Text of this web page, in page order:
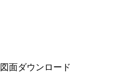
図面ダウンロード